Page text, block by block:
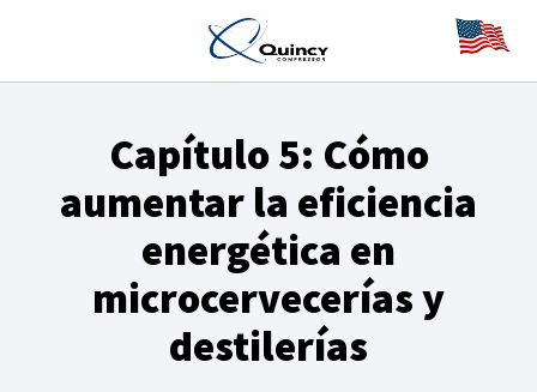
Capítulo 5: Cómo
aumentar la eficiencia
energética en
microcervecerías y
destilerías